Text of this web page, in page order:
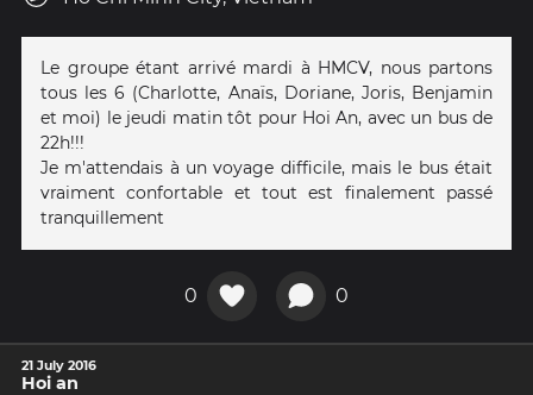
Le groupe étant arrivé mardi à HMCV, nous partons
tous les 6 (Charlotte, Anaïs, Doriane, Joris, Benjamin
et moi) le jeudi matin tôt pour Hoi An, avec un bus de
22h!!!
Je m'attendais à un voyage difficile, mais le bus était
vraiment confortable et tout est finalement passé
tranquillement
0 0
21 July 2016
Hoi an